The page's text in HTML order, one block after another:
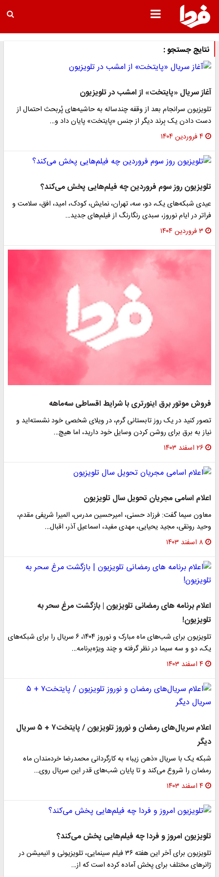
نتایج جستجو :
آغاز سریال «پایتخت» از امشب در تلویزیون
تلویزیون سرانجام بعد از وقفه چندساله به حاشیه‌های پُربحث احتمال از
دست دادن یک بِرند دیگر از جنس «پایتخت» پایان داد و…
۴ فروردین ۱۴۰۴
تلویزیون روز سوم فروردین چه فیلم‌هایی پخش می‌کند؟
عیدی شبکه‌های یک، دو، سه، تهران، نمایش، کودک، امید، افق، سلامت و
فراتر در ایام نوروز، سبدی رنگارنگ از فیلم‌های جدید…
۳ فروردین ۱۴۰۴
فروش موتور برق اینورتری با شرایط اقساطی سه‌ماهه
تصور کنید در یک روز تابستانی گرم، در ویلای شخصی خود نشسته‌اید و
نیاز به برق برای روشن کردن وسایل خود دارید، اما هیچ…
۲۶ اسفند ۱۴۰۳
اعلام اسامی مجریان تحویل سال تلویزیون
معاون سیما گفت: فرزاد حسنی، امیرحسین مدرس، المیرا شریفی مقدم،
وحید رونقی، مجید یحیایی، مهدی مفید، اسماعیل آذر، اقبال…
۸ اسفند ۱۴۰۳
اعلام برنامه های رمضانی تلویزیون | بازگشت مرغ سحر به
تلویزیون!
تلویزیون برای شب‌های ماه مبارک و نوروز ۱۴۰۴، ۶ سریال را برای شبکه‌های
یک، دو و سه سیما در نظر گرفته و چند ویژه‌برنامه…
۴ اسفند ۱۴۰۳
اعلام سریال‌های رمضان و نوروز تلویزیون / پایتخت۷ + ۵ سریال
دیگر
شبکه یک با سریال «ذهن زیبا» به کارگردانی محمدرضا خردمندان ماه
رمضان را شروع می‌کند و تا پایان شب‌های قدر این سریال روی…
۴ اسفند ۱۴۰۳
تلویزیون امروز و فردا چه فیلم‌هایی پخش می‌کند؟
تلویزیون برای آخر این هفته ۳۶ فیلم سینمایی، تلویزیونی و انیمیشن در
ژانرهای مختلف برای پخش آماده کرده است که از…